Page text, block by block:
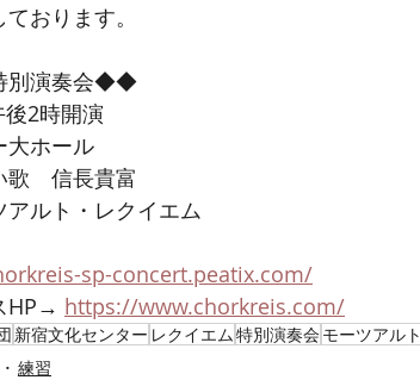
おります。
別演奏会◆◆
2時開演
大ホール
　信長貴富
ルト・レクイエム
sp-concert.peatix.com/
HP→ https://www.chorkreis.com/
新宿文化センター レクイエム特別演奏会モーツアルト
練習